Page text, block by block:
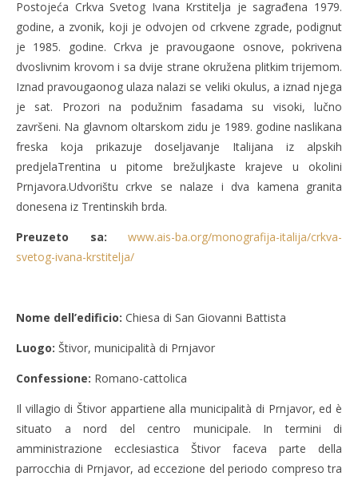
Postojeća Crkva Svetog Ivana Krstitelja je sagrađena 1979.
godine, a zvonik, koji je odvojen od crkvene zgrade, podignut
je 1985. godine. Crkva je pravougaone osnove, pokrivena
dvoslivnim krovom i sa dvije strane okružena plitkim trijemom.
Iznad pravougaonog ulaza nalazi se veliki okulus, a iznad njega
je sat. Prozori na podužnim fasadama su visoki, lučno
završeni. Na glavnom oltarskom zidu je 1989. godine naslikana
freska koja prikazuje doseljavanje Italijana iz alpskih
predjelaTrentina u pitome brežuljkaste krajeve u okolini
Prnjavora.Udvorištu crkve se nalaze i dva kamena granita
donesena iz Trentinskih brda.
Preuzeto sa:
www.ais-ba.org/monografija-italija/crkva-
svetog-ivana-krstitelja/
Nome dell’edificio: Chiesa di San Giovanni Battista
Luogo: Štivor, municipalità di Prnjavor
Confessione: Romano-cattolica
Il villagio di Štivor appartiene alla municipalità di Prnjavor, ed è
situato a nord del centro municipale. In termini di
amministrazione ecclesiastica Štivor faceva parte della
parrocchia di Prnjavor, ad eccezione del periodo compreso tra